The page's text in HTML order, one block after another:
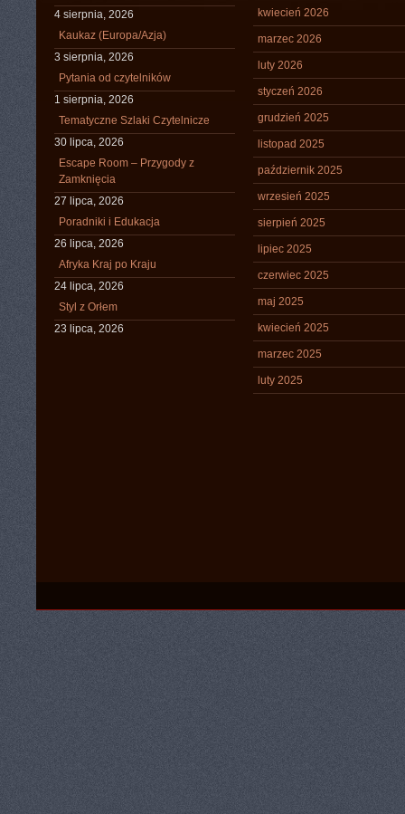
4 sierpnia, 2026
Kaukaz (Europa/Azja)
3 sierpnia, 2026
Pytania od czytelników
1 sierpnia, 2026
Tematyczne Szlaki Czytelnicze
30 lipca, 2026
Escape Room – Przygody z
Zamknięcia
27 lipca, 2026
Poradniki i Edukacja
26 lipca, 2026
Afryka Kraj po Kraju
24 lipca, 2026
Styl z Orłem
23 lipca, 2026
kwiecień 2026
marzec 2026
luty 2026
styczeń 2026
grudzień 2025
listopad 2025
październik 2025
wrzesień 2025
sierpień 2025
lipiec 2025
czerwiec 2025
maj 2025
kwiecień 2025
marzec 2025
luty 2025